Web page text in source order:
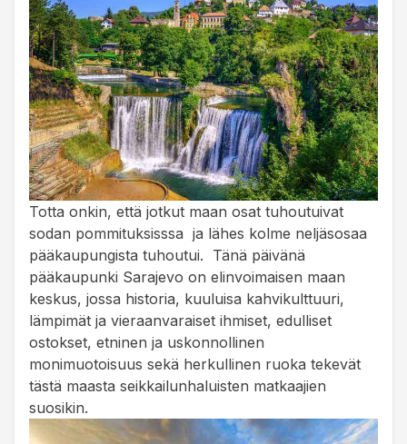
Totta onkin, että jotkut maan osat tuhoutuivat
sodan pommituksisssa ja lähes kolme neljäsosaa
pääkaupungista tuhoutui. Tänä päivänä
pääkaupunki Sarajevo on elinvoimaisen maan
keskus, jossa historia, kuuluisa kahvikulttuuri,
lämpimät ja vieraanvaraiset ihmiset, edulliset
ostokset, etninen ja uskonnollinen
monimuotoisuus sekä herkullinen ruoka tekevät
tästä maasta seikkailunhaluisten matkaajien
suosikin.